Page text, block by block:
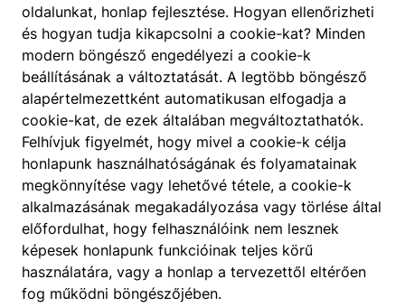
404 A keresett oldal nem található.
oldalunkat, honlap fejlesztése. Hogyan ellenőrizheti
és hogyan tudja kikapcsolni a cookie-kat? Minden
modern böngésző engedélyezi a cookie-k
beállításának a változtatását. A legtöbb böngésző
alapértelmezettként automatikusan elfogadja a
cookie-kat, de ezek általában megváltoztathatók.
Felhívjuk figyelmét, hogy mivel a cookie-k célja
honlapunk használhatóságának és folyamatainak
megkönnyítése vagy lehetővé tétele, a cookie-k
alkalmazásának megakadályozása vagy törlése által
előfordulhat, hogy felhasználóink nem lesznek
képesek honlapunk funkcióinak teljes körű
használatára, vagy a honlap a tervezettől eltérően
fog működni böngészőjében.